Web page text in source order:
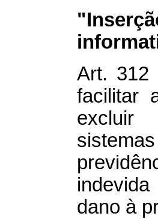
Art. 312
facilitar
excluir
dano à